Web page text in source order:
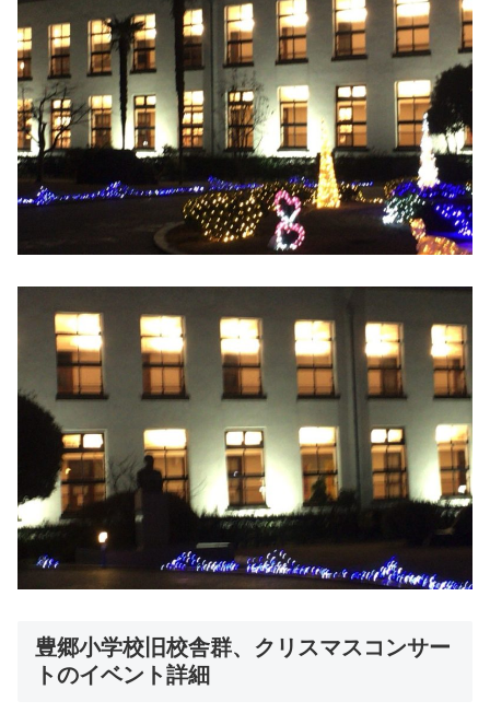
豊郷小学校旧校舎群、クリスマスコンサー
トのイベント詳細